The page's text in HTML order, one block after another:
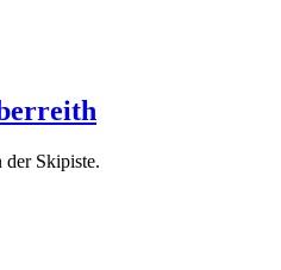
der Skipiste.